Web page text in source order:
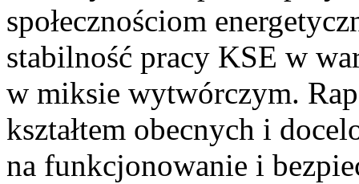
społecznościom
stabilność pracy KSE w
w miksie wytwórczym.
kształtem obecnych i
na funkcjonowanie i